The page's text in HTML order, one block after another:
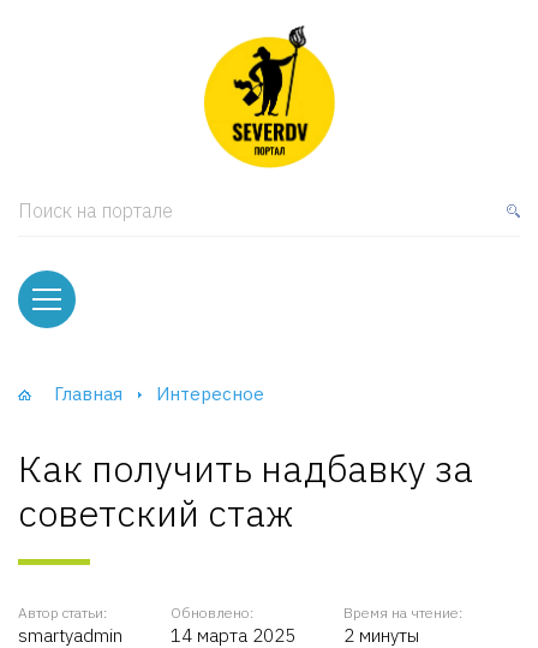
Поиск на портале
Главная Интересное
Как получить надбавку за
советский стаж
Автор статьи:
smartyadmin
Обновлено:
14 марта 2025
Время на чтение:
2 минуты
и тумбы